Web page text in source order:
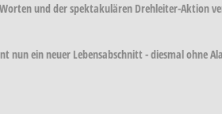
und der spektakulären Drehleiter-Aktion
nun ein neuer Lebensabschnitt - diesmal ohne